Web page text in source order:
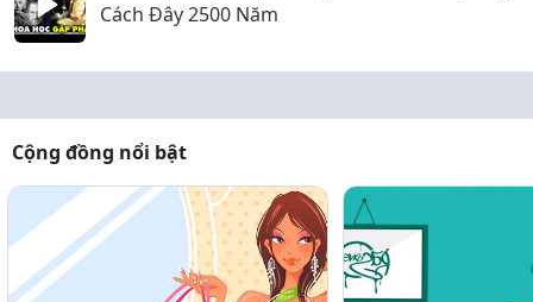
Cách Đây 2500 Năm
Cộng đồng nổi bật